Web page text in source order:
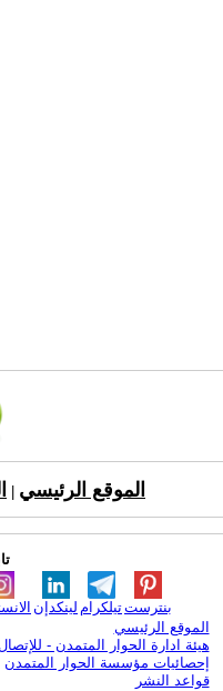
الموقع الرئيسي
لينكدإن تيلكرامبنترست
الموقع الرئيسي
هيئة ادارة الحوار المتمدن - للإتصال
إحصائيات مؤسسة الحوار المتمدن
قواعد النشر